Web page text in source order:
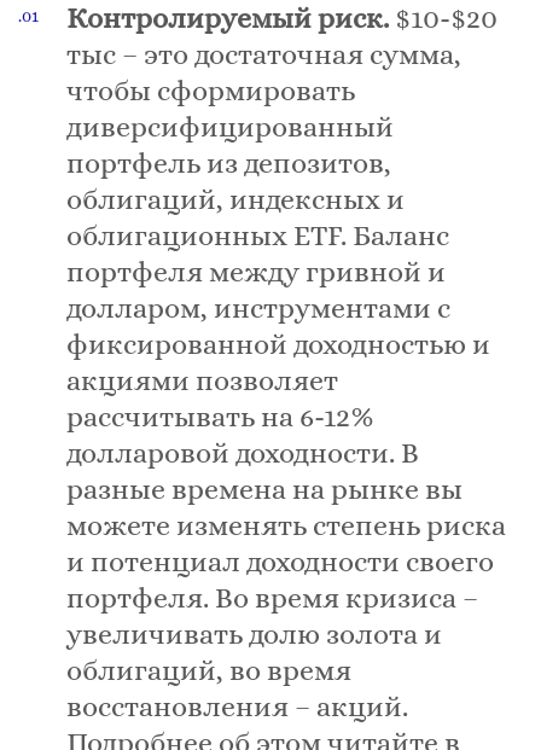
Контролируемый риск. $10-$20
тыс – это достаточная сумма,
чтобы сформировать
диверсифицированный
портфель из депозитов,
облигаций, индексных и
облигационных ETF. Баланс
портфеля между гривной и
долларом, инструментами с
фиксированной доходностью и
акциями позволяет
рассчитывать на 6-12%
долларовой доходности. В
разные времена на рынке вы
можете изменять степень риска
и потенциал доходности своего
портфеля. Во время кризиса –
увеличивать долю золота и
облигаций, во время
восстановления – акций.
Подробнее об этом читайте в